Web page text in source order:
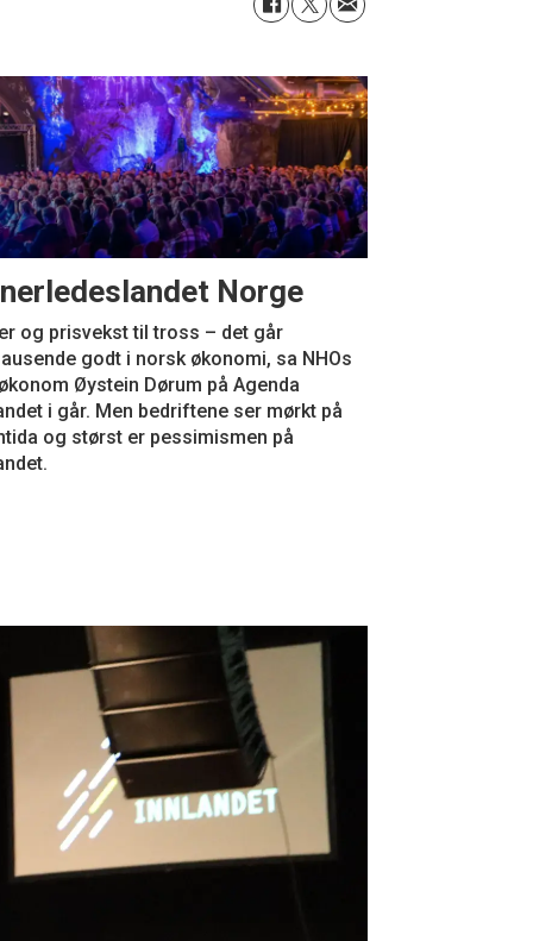
Norge
og prisvekst til tross – det går
godt i norsk økonomi, sa NHOs
Øystein Dørum på Agenda
i går. Men bedriftene ser mørkt på
og størst er pessimismen på